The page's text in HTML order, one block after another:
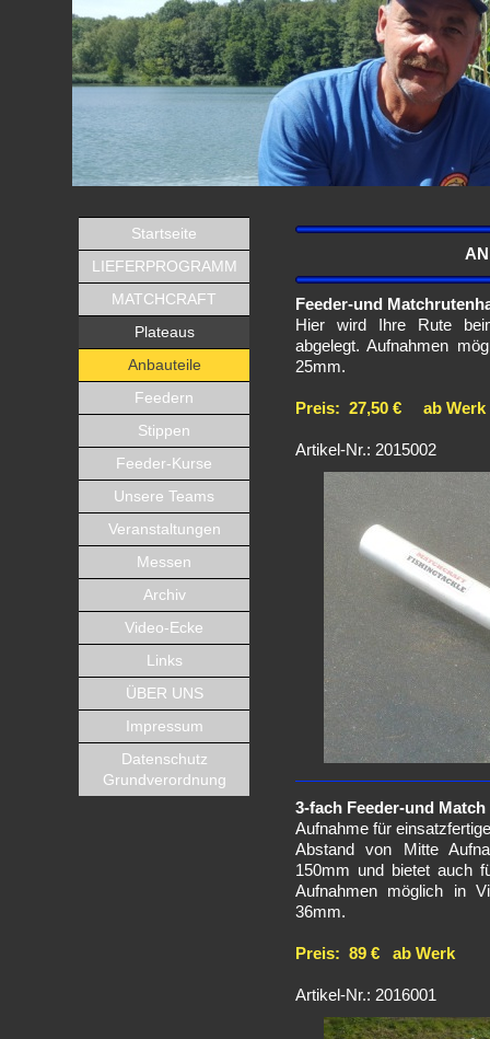
Startseite
LIEFERPROGRAMM
MATCHCRAFT
Plateaus
Anbauteile
Feedern
Stippen
Feeder-Kurse
Unsere Teams
Veranstaltungen
Messen
Archiv
Video-Ecke
Links
ÜBER UNS
Impressum
Datenschutz
Grundverordnung
Feeder-und
Hier wird Ihre Rute
abgelegt. Aufnahmen
25mm.
Preis: 27,50 € ab Werk
Artikel-Nr.: 2015002
3-fach Feeder-und
Aufnahme für
Abstand von Mitte
150mm und bietet auch
Aufnahmen möglich in
36mm.
Preis: 89 € ab Werk
Artikel-Nr.: 2016001